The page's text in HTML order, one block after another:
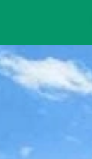
Đang mở